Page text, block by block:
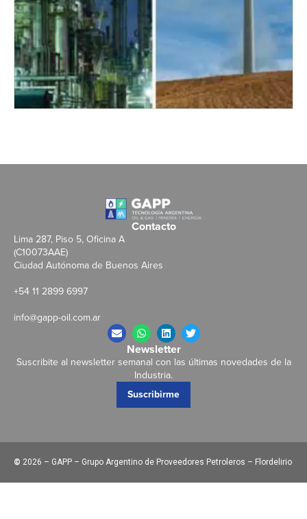
Contacto
Lima 287, Piso 5, Oficina A
(C10073AAE)
Ciudad Autónoma de Buenos Aires
+54 11 2899 6997
info@gapp-oil.com.ar
Newsletter
Suscribite al newsletter semanal con las últimas novedades de la
Industria.
Suscribirme
© 2026 – GAPP – Grupo Argentino de Proveedores Petroleros – Flordelirio